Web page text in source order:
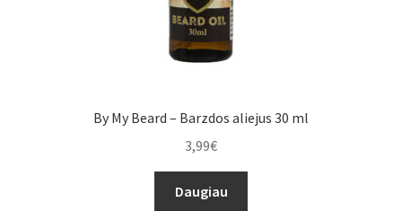
By My Beard – Barzdos aliejus 30 ml
3,99€
Daugiau